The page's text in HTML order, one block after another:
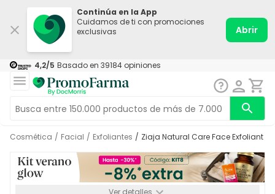
Continúa en la App
Cuidamos de ti con promociones
exclusivas
Abrir
4,2/5 Basado en 39184 opiniones
Cosmética / Facial / Exfoliantes / Ziaja Natural Care Face Exfoliant
Ver detalles